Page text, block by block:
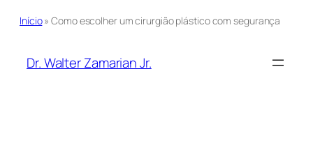
Início»Como escolher um cirurgião plástico com segurança
Dr. Walter Zamarian Jr.